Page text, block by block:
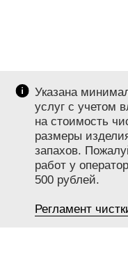
Указана
услуг с учетом
на стоимость
размеры
запахов.
работ у
500 рублей.
Регламент